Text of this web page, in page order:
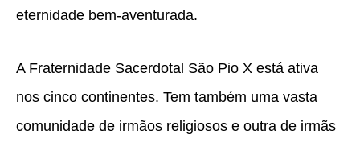
eternidade bem-aventurada.
A Fraternidade Sacerdotal São Pio X está ativa
nos cinco continentes. Tem também uma vasta
comunidade de irmãos religiosos e outra de irmãs